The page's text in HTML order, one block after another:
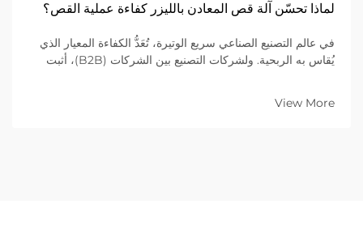
لماذا تحسّن آلة قص المعادن بالليزر كفاءة عملية القص؟
في عالم التصنيع الصناعي سريع الوتيرة، تُعَدُّ الكفاءة المعيار الذي
يُقاس به الربحية. ولشركات التصنيع بين الشركات (B2B)، أثبت
View More